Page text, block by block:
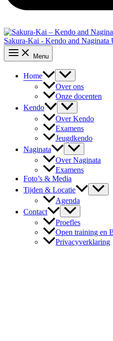
Sakura-Kai - Kendo and Naginata
Main
Menu
Menu
Home
Menu
Toggle
Over ons
Onze docenten
Kendo
Menu
Toggle
Over Kendo
Examens
Jeugdkendo
Naginata
Menu
Toggle
Over Naginata
Examens
Foto’s & Media
Tijden & Locatie
Menu
Toggle
Agenda
Contact
Menu
Toggle
Proefles
Open training en
Privacyverklaring